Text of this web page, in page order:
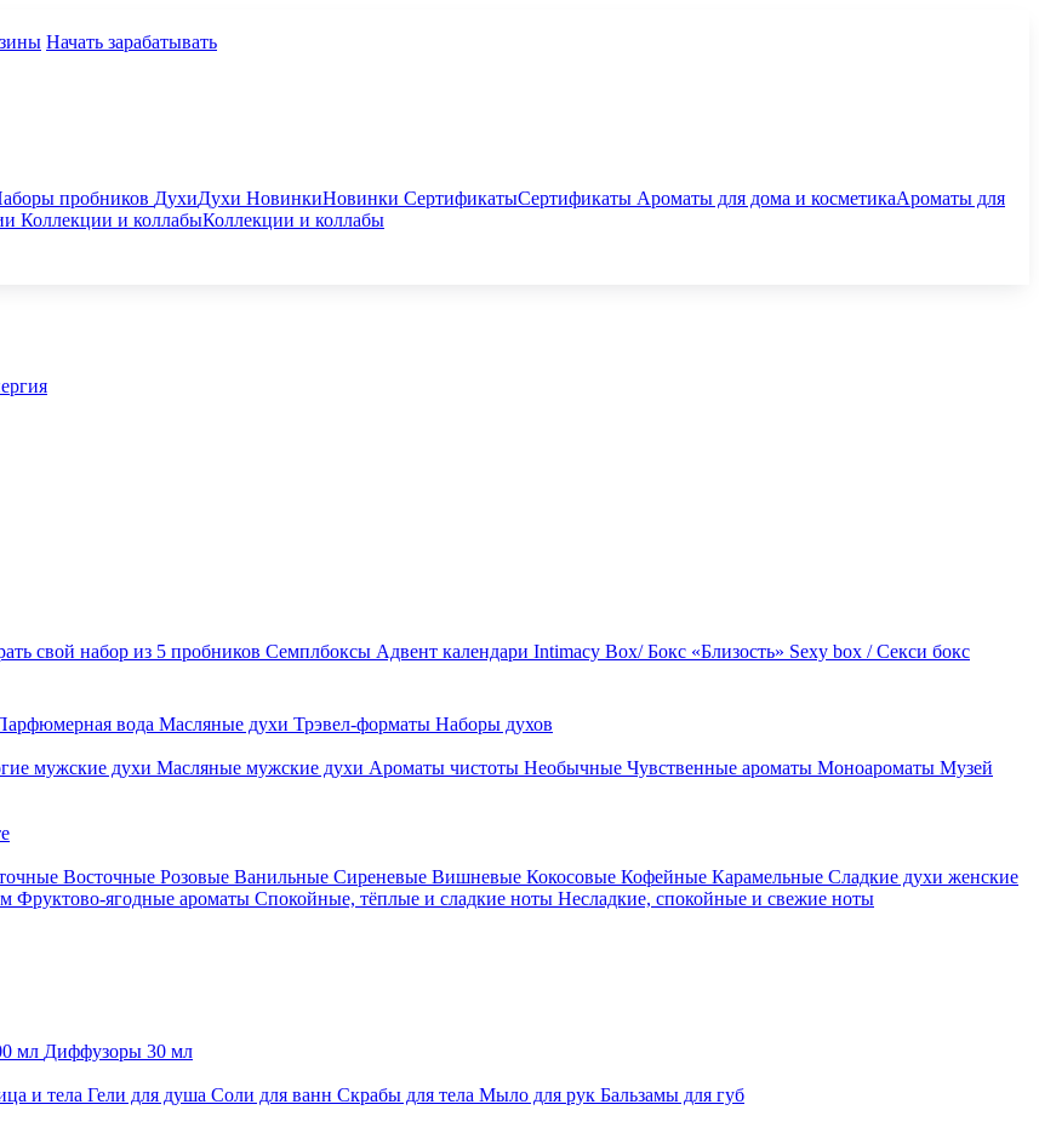
Начать зарабатывать
пробников ДухиДухи НовинкиНовинки СертификатыСертификаты Ароматы для дома и косметикаАроматы для
Коллекции и коллабыКоллекции и коллабы
свой набор из 5 пробников Семплбоксы Адвент календари Intimacy Box/ Бокс «Близость» Sexy box / Секси бокс
вода Масляные духи Трэвел-форматы Наборы духов
мужские духи Масляные мужские духи Ароматы чистоты Необычные Чувственные ароматы Моноароматы Музей
Восточные Розовые Ванильные Сиреневые Вишневые Кокосовые Кофейные Карамельные Сладкие духи женские
Фруктово-ягодные ароматы Спокойные, тёплые и сладкие ноты Несладкие, спокойные и свежие ноты
мл Диффузоры 30 мл
и тела Гели для душа Соли для ванн Скрабы для тела Мыло для рук Бальзамы для губ